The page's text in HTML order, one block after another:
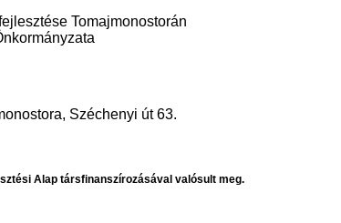
Tomajmonostorán
Széchenyi út 63.
Alap társfinanszírozásával valósult meg.